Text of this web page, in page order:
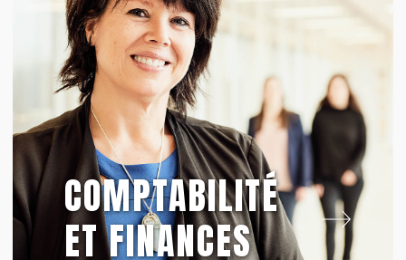
COMPTABILITÉ
ET FINANCES